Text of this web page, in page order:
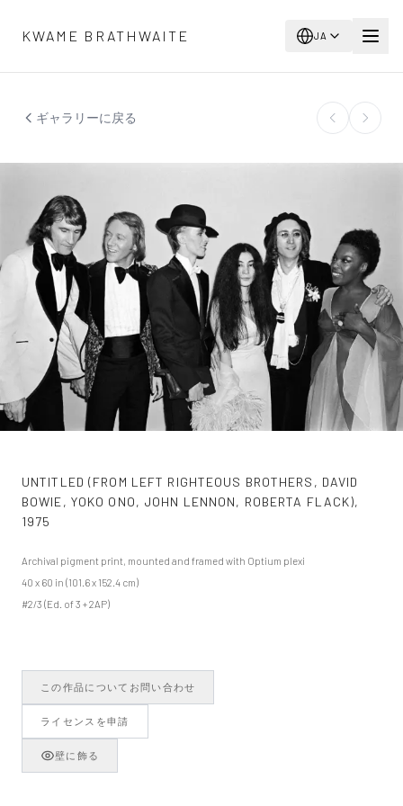
KWAME BRATHWAITE
JA
ギャラリーに戻る
UNTITLED (FROM LEFT RIGHTEOUS BROTHERS, DAVID
BOWIE, YOKO ONO, JOHN LENNON, ROBERTA FLACK),
1975
Archival pigment print, mounted and framed with Optium plexi
40 x 60 in (101.6 x 152.4 cm)
#2/3 (Ed. of 3 + 2AP)
この作品についてお問い合わせ
ライセンスを申請
壁に飾る